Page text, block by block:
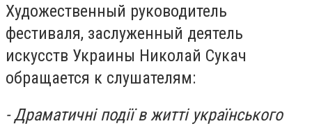
Художественный руководитель
фестиваля, заслуженный деятель
искусств Украины Николай Сукач
обращается к слушателям:
- Драматичні події в житті українського